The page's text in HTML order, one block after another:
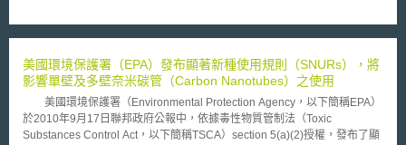
手合作，對於類似Winny的共享軟體之非法侵害，持續推動應對之策，並運
美國環境保護署（EPA）發布顯著新種使用規則（SNURs），將
影響單壁及多壁奈米碳管（Carbon Nanotubes）之使用
美國環境保護署（Environmental Protection Agency，以下簡稱EPA）
於2010年9月17日聯邦政府公報中，依據毒性物質管制法（Toxic
Substances Control Act，以下簡稱TSCA）section 5(a)(2)授權，發布了顯